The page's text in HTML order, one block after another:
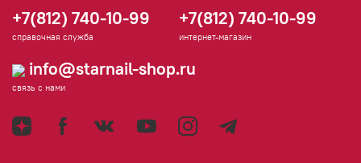
+7(812) 740-10-99
справочная служба
+7(812) 740-10-99
интернет-магазин
info@starnail-shop.ru
связь с нами